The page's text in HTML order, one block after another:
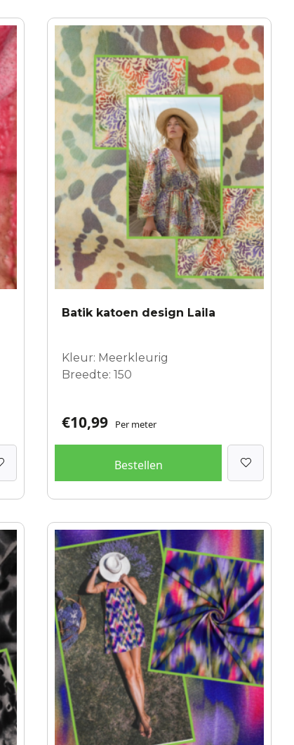
Batik katoen design Laila
Kleur: Meerkleurig
Breedte: 150
€10,99 Per meter
Bestellen